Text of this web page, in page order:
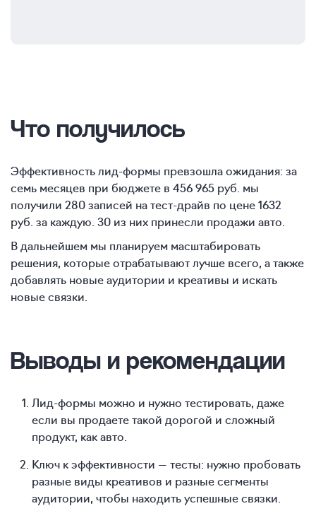
Что получилось
Эффективность лид-формы превзошла ожидания: за
семь месяцев при бюджете в 456 965 руб. мы
получили 280 записей на тест-драйв по цене 1632
руб. за каждую. 30 из них принесли продажи авто.
В дальнейшем мы планируем масштабировать
решения, которые отрабатывают лучше всего, а также
добавлять новые аудитории и креативы и искать
новые связки.
Выводы и рекомендации
Лид-формы можно и нужно тестировать, даже
если вы продаете такой дорогой и сложный
продукт, как авто.
Ключ к эффективности — тесты: нужно пробовать
разные виды креативов и разные сегменты
аудитории, чтобы находить успешные связки.